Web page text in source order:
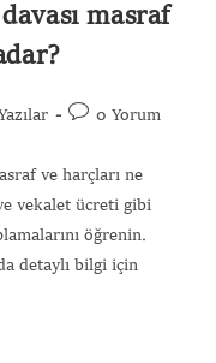
masraf
0 Yorum
ve harçları ne
vekalet ücreti gibi
öğrenin.
detaylı bilgi için